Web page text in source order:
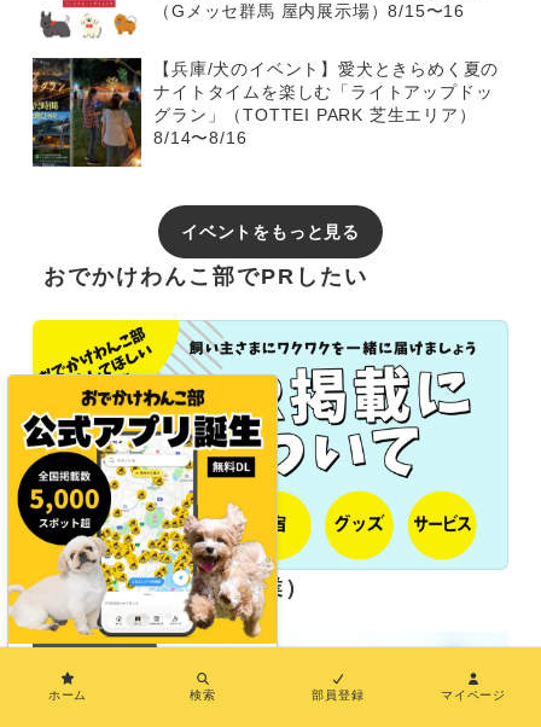
（Gメッセ群馬 屋内展示場）8/15〜16
【兵庫/犬のイベント】愛犬ときらめく夏の
ナイトタイムを楽しむ「ライトアップドッ
グラン」（TOTTEI PARK 芝生エリア）
8/14〜8/16
イベントをもっと見る
おでかけわんこ部でPRしたい
長期パートナー（協業）
ホーム 検索 部員登録 マイページ